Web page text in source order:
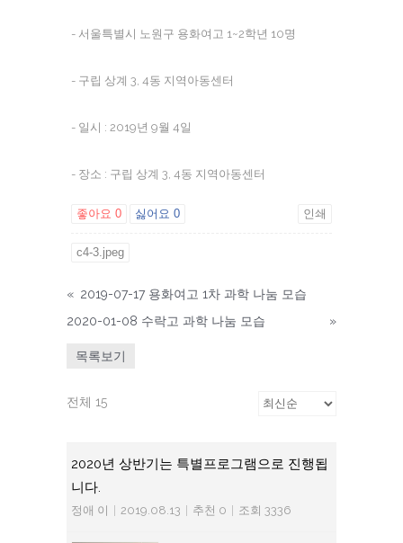
- 서울특별시 노원구 용화여고 1~2학년 10명
- 구립 상계 3, 4동 지역아동센터
- 일시 : 2019년 9월 4일
- 장소 : 구립 상계 3, 4동 지역아동센터
좋아요 0 싫어요 0 인쇄
c4-3.jpeg
« 2019-07-17 용화여고 1차 과학 나눔 모습
2020-01-08 수락고 과학 나눔 모습
»
목록보기
전체 15
2020년 상반기는 특별프로그램으로 진행됩
니다.
정애 이 2019.08.13 추천 0 조회 3336